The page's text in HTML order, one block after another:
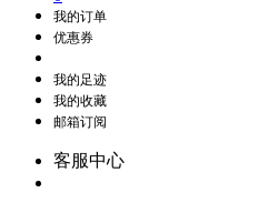
我的订单
优惠券
我的足迹
我的收藏
邮箱订阅
客服中心